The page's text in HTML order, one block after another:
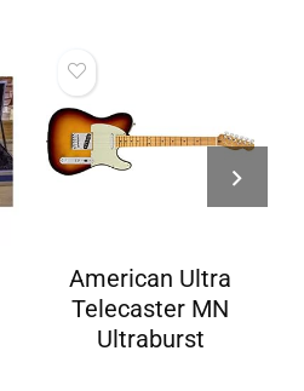
American Ultra
Telecaster MN
Ultraburst